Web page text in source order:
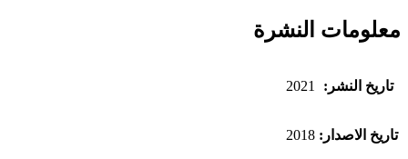
معلومات النشرة
تاريخ النشر: 2021
تاريخ الاصدار: 2018